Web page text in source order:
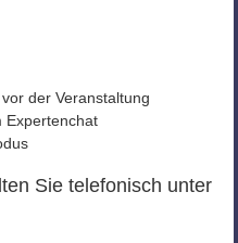
der Veranstaltung
Expertenchat
Sie telefonisch unter